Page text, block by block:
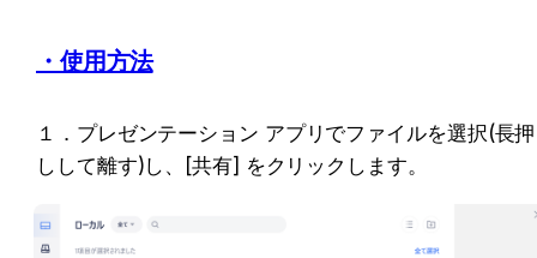
・使用方法
１．プレゼンテーション アプリでファイルを選択(長押
しして離す)し、[共有] をクリックします。